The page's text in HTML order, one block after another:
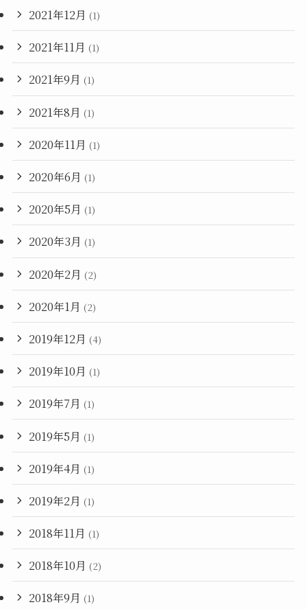
2021年12月 (1)
2021年11月 (1)
2021年9月 (1)
2021年8月 (1)
2020年11月 (1)
2020年6月 (1)
2020年5月 (1)
2020年3月 (1)
2020年2月 (2)
2020年1月 (2)
2019年12月 (4)
2019年10月 (1)
2019年7月 (1)
2019年5月 (1)
2019年4月 (1)
2019年2月 (1)
2018年11月 (1)
2018年10月 (2)
2018年9月 (1)